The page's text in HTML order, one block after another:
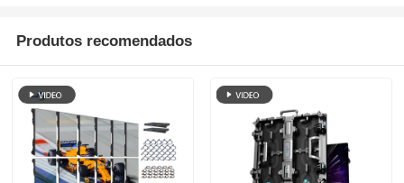
Produtos recomendados